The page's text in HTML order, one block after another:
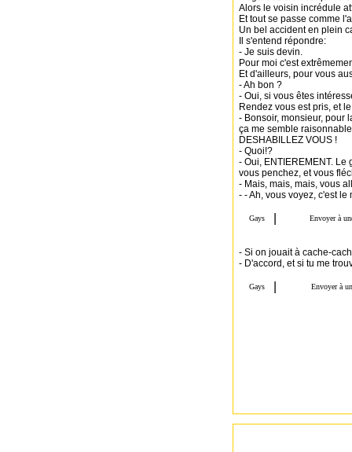
Alors le voisin incrédule
Et tout se passe comme
Un bel accident en plein
Il s'entend répondre:
- Je suis devin.
Pour moi c'est
Et d'ailleurs, pour vous
- Ah bon ?
- Oui, si vous êtes
Rendez vous est pris, et
- Bonsoir, monsieur, pour
ça me semble
DESHABILLEZ VOUS !
- Quoi!?
- Oui, ENTIEREMENT.
vous penchez, et vous
- Mais, mais, mais, vous
- - Ah, vous voyez, c'est le
- Si on jouait à cache-
- D'accord, et si tu me